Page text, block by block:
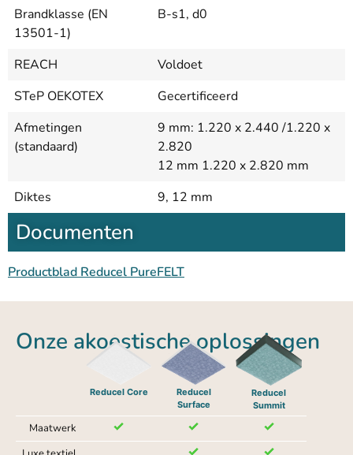
Brandklasse (EN
13501-1)
B-s1, d0
REACH
Voldoet
STeP OEKOTEX
Gecertificeerd
Afmetingen
(standaard)
9 mm: 1.220 x 2.440 /1.220 x
2.820
12 mm 1.220 x 2.820 mm
Diktes
9, 12 mm
Documenten
Productblad Reducel PureFELT
Onze akoestische oplossingen
Reducel Core
Reducel
Surface
Reducel
Summit
Maatwerk